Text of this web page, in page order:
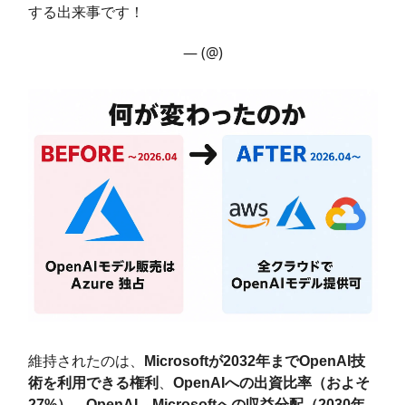
する出来事です！
— (@)
維持されたのは、
Microsoftが2032年までOpenAI技
術を利用できる権利
OpenAIへの出資比率（およそ